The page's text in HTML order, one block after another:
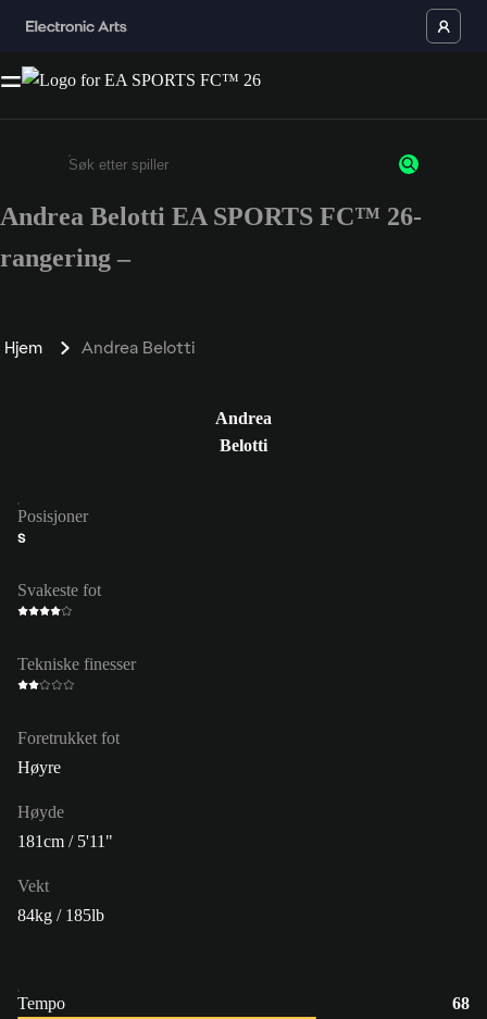
Enter a minimum of 3 characters or numbers
Andrea Belotti EA SPORTS FC™ 26-
rangering –
Hjem Andrea Belotti
Andrea
Belotti
Posisjoner
S
Svakeste fot
Tekniske finesser
Foretrukket fot
Høyre
Høyde
181cm / 5'11"
Vekt
84kg / 185lb
Tempo
68